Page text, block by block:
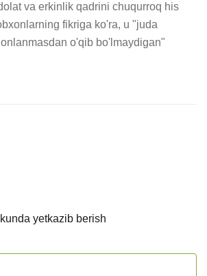
va erkinlik qadrini chuqurroq his
fikriga ko'ra, u "juda
o'qib bo'lmaydigan"
yetkazib berish